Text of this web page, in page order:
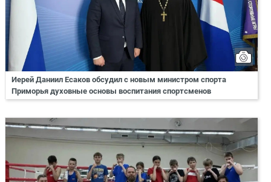
Иерей Даниил Есаков обсудил с новым министром спорта
Приморья духовные основы воспитания спортсменов